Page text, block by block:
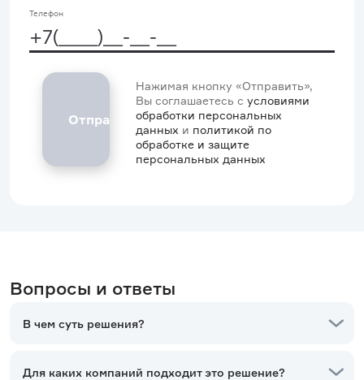
Телефон
Нажимая кнопку «Отправить»,
Вы соглашаетесь с условиями
обработки персональных
данных и политикой по
обработке и защите
персональных данных
Вопросы и ответы
В чем суть решения?
Для каких компаний подходит это решение?